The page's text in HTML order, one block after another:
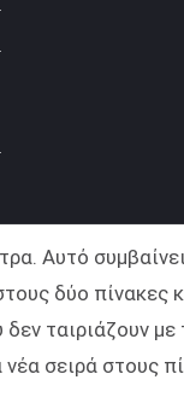
Αυτό
δύο πίνακες
ταιριάζουν
σειρά στους